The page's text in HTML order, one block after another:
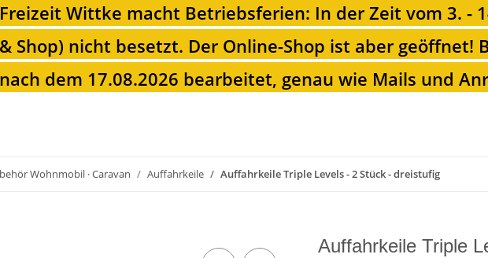
Freizeit Wittke macht Betriebsferien: In der Zeit vom 3. -
& Shop) nicht besetzt. Der Online-Shop ist aber geöffnet!
nach dem 17.08.2026 bearbeitet, genau wie Mails und
Wohnmobil · Caravan Auffahrkeile Auffahrkeile Triple Levels - 2 Stück - dreistufig
Auffahrkeile Triple